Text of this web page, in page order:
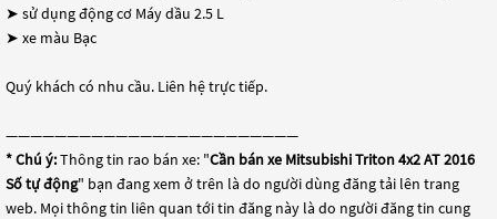
➤ sử dụng động cơ Máy dầu 2.5 L
➤ xe màu Bạc
Quý khách có nhu cầu. Liên hệ trực tiếp.
————————————————————————
* Chú ý:Thông tin rao bán xe: "Cần bán xe Mitsubishi Triton 4x2 AT 2016
Số tự động" bạn đang xem ở trên là do người dùng đăng tải lên trang
web. Mọi thông tin liên quan tới tin đăng này là do người đăng tin cung